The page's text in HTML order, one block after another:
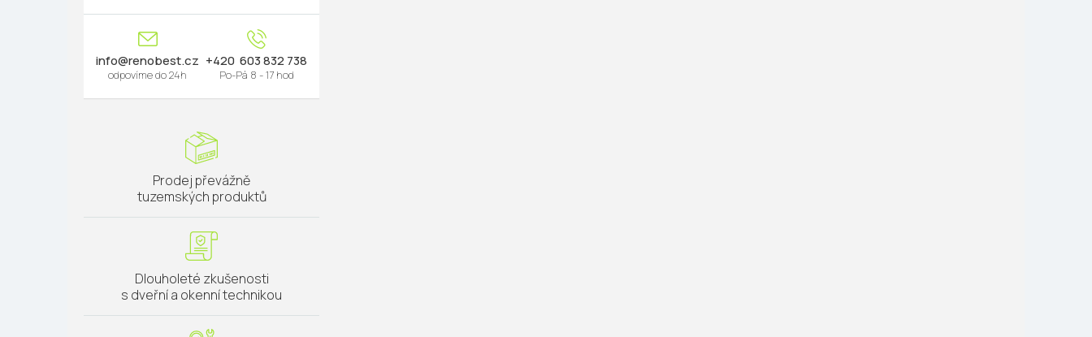
info@renobest.cz 603 832 738
Prodej převážně
tuzemských produktů
Dlouholeté zkušenosti
s dveřní a okenní technikou